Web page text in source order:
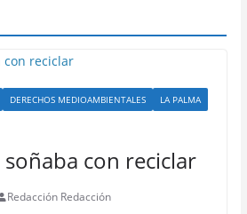
DERECHOS MEDIOAMBIENTALES
LA PALMA
con reciclar
Redacción Redacción